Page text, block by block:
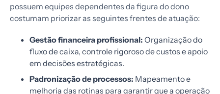
possuem equipes dependentes da figura do dono
costumam priorizar as seguintes frentes de atuação:
Gestão financeira profissional: Organização do
fluxo de caixa, controle rigoroso de custos e apoio
em decisões estratégicas.
Padronização de processos: Mapeamento e
melhoria das rotinas para garantir que a operação